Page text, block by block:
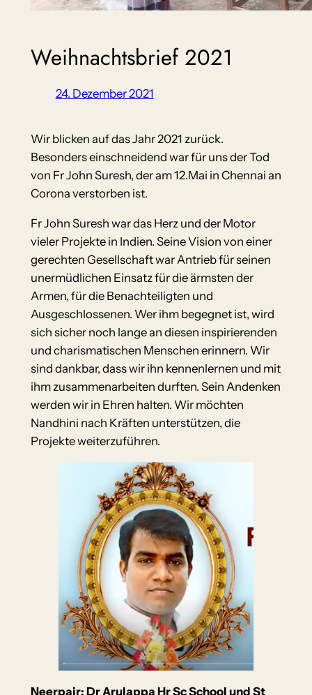
Weihnachtsbrief 2021
24. Dezember 2021
Wir blicken auf das Jahr 2021 zurück.
Besonders einschneidend war für uns der Tod
von Fr John Suresh, der am 12.Mai in Chennai an
Corona verstorben ist.
Fr John Suresh war das Herz und der Motor
vieler Projekte in Indien. Seine Vision von einer
gerechten Gesellschaft war Antrieb für seinen
unermüdlichen Einsatz für die ärmsten der
Armen, für die Benachteiligten und
Ausgeschlossenen. Wer ihm begegnet ist, wird
sich sicher noch lange an diesen inspirierenden
und charismatischen Menschen erinnern. Wir
sind dankbar, dass wir ihn kennenlernen und mit
ihm zusammenarbeiten durften. Sein Andenken
werden wir in Ehren halten. Wir möchten
Nandhini nach Kräften unterstützen, die
Projekte weiterzuführen.
Neerpair: Dr Arulappa Hr Sc School und St